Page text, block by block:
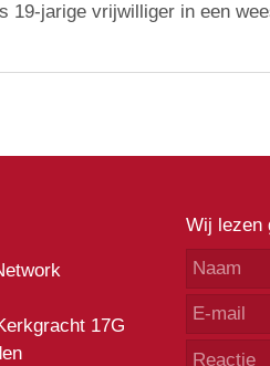
19-jarige vrijwilliger in een
17G
Wij lezen